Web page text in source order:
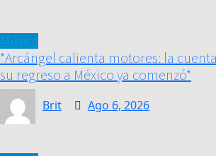
*Arcángel calienta motores: la
su regreso a México ya comenzó*
Brit Ago 6, 2026